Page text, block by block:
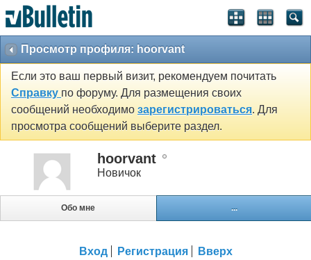
Просмотр профиля: hoorvant
Если это ваш первый визит, рекомендуем почитать
Справку по форуму. Для размещения своих
сообщений необходимо зарегистрироваться. Для
просмотра сообщений выберите раздел.
hoorvant
Новичок
Обо мне ...
Вход Регистрация Вверх